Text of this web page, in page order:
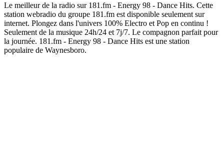
Le meilleur de la radio sur 181.fm - Energy 98 - Dance Hits. Cette
station webradio du groupe 181.fm est disponible seulement sur
internet. Plongez dans l'univers 100% Electro et Pop en continu !
Seulement de la musique 24h/24 et 7j/7. Le compagnon parfait pour
la journée. 181.fm - Energy 98 - Dance Hits est une station
populaire de Waynesboro.